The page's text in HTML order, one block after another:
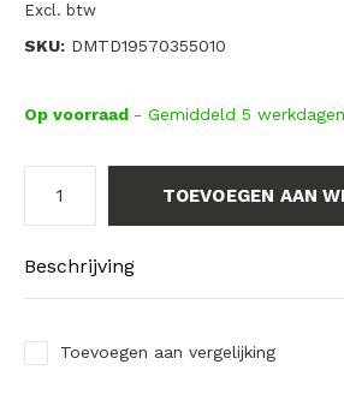
Excl. btw
SKU: DMTD19570355010
Op voorraad - Gemiddeld 5 werkdagen
TOEVOEGEN AAN
Beschrijving
Toevoegen aan vergelijking